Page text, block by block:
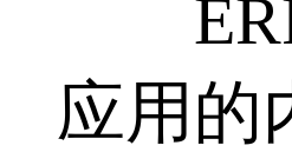
应用的